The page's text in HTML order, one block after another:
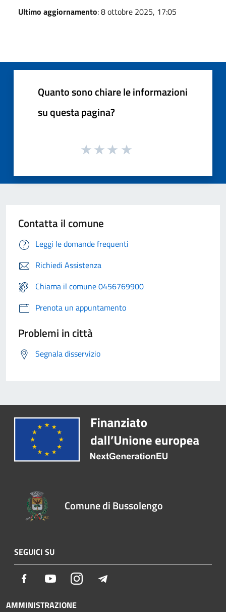
Ultimo aggiornamento: 8 ottobre 2025, 17:05
Quanto sono chiare le informazioni
su questa pagina?
Contatta il comune
Leggi le domande frequenti
Richiedi Assistenza
Chiama il comune 0456769900
Prenota un appuntamento
Problemi in città
Segnala disservizio
Comune di Bussolengo
SEGUICI SU
Facebook YoutubeInstagram
AMMINISTRAZIONE